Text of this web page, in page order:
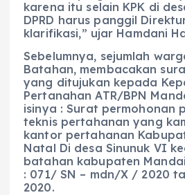
karena itu selain KPK di
DPRD harus panggil
klarifikasi,” ujar Hamdani
Sebelumnya, sejumlah
Batahan, membacakan
yang ditujukan kepada
Pertanahan ATR/BPN
isinya : Surat permohonan
teknis pertahanan yang
kantor pertahanan
Natal Di desa Sinunuk VI
batahan kabupaten
: 071/ SN – mdn/X / 2020
2020.